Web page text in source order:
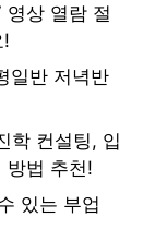
상 열람 절
!
일반 저녁반
학 컨설팅, 입
방법 추천!
있는 부업